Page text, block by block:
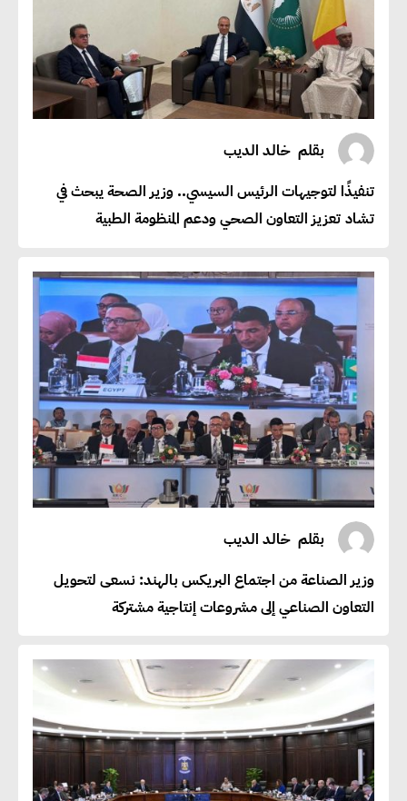
بقلم خالد الديب
تنفيذًا لتوجيهات الرئيس السيسي.. وزير الصحة يبحث في
تشاد تعزيز التعاون الصحي ودعم المنظومة الطبية
بقلم خالد الديب
وزير الصناعة من اجتماع البريكس بالهند: نسعى لتحويل
التعاون الصناعي إلى مشروعات إنتاجية مشتركة